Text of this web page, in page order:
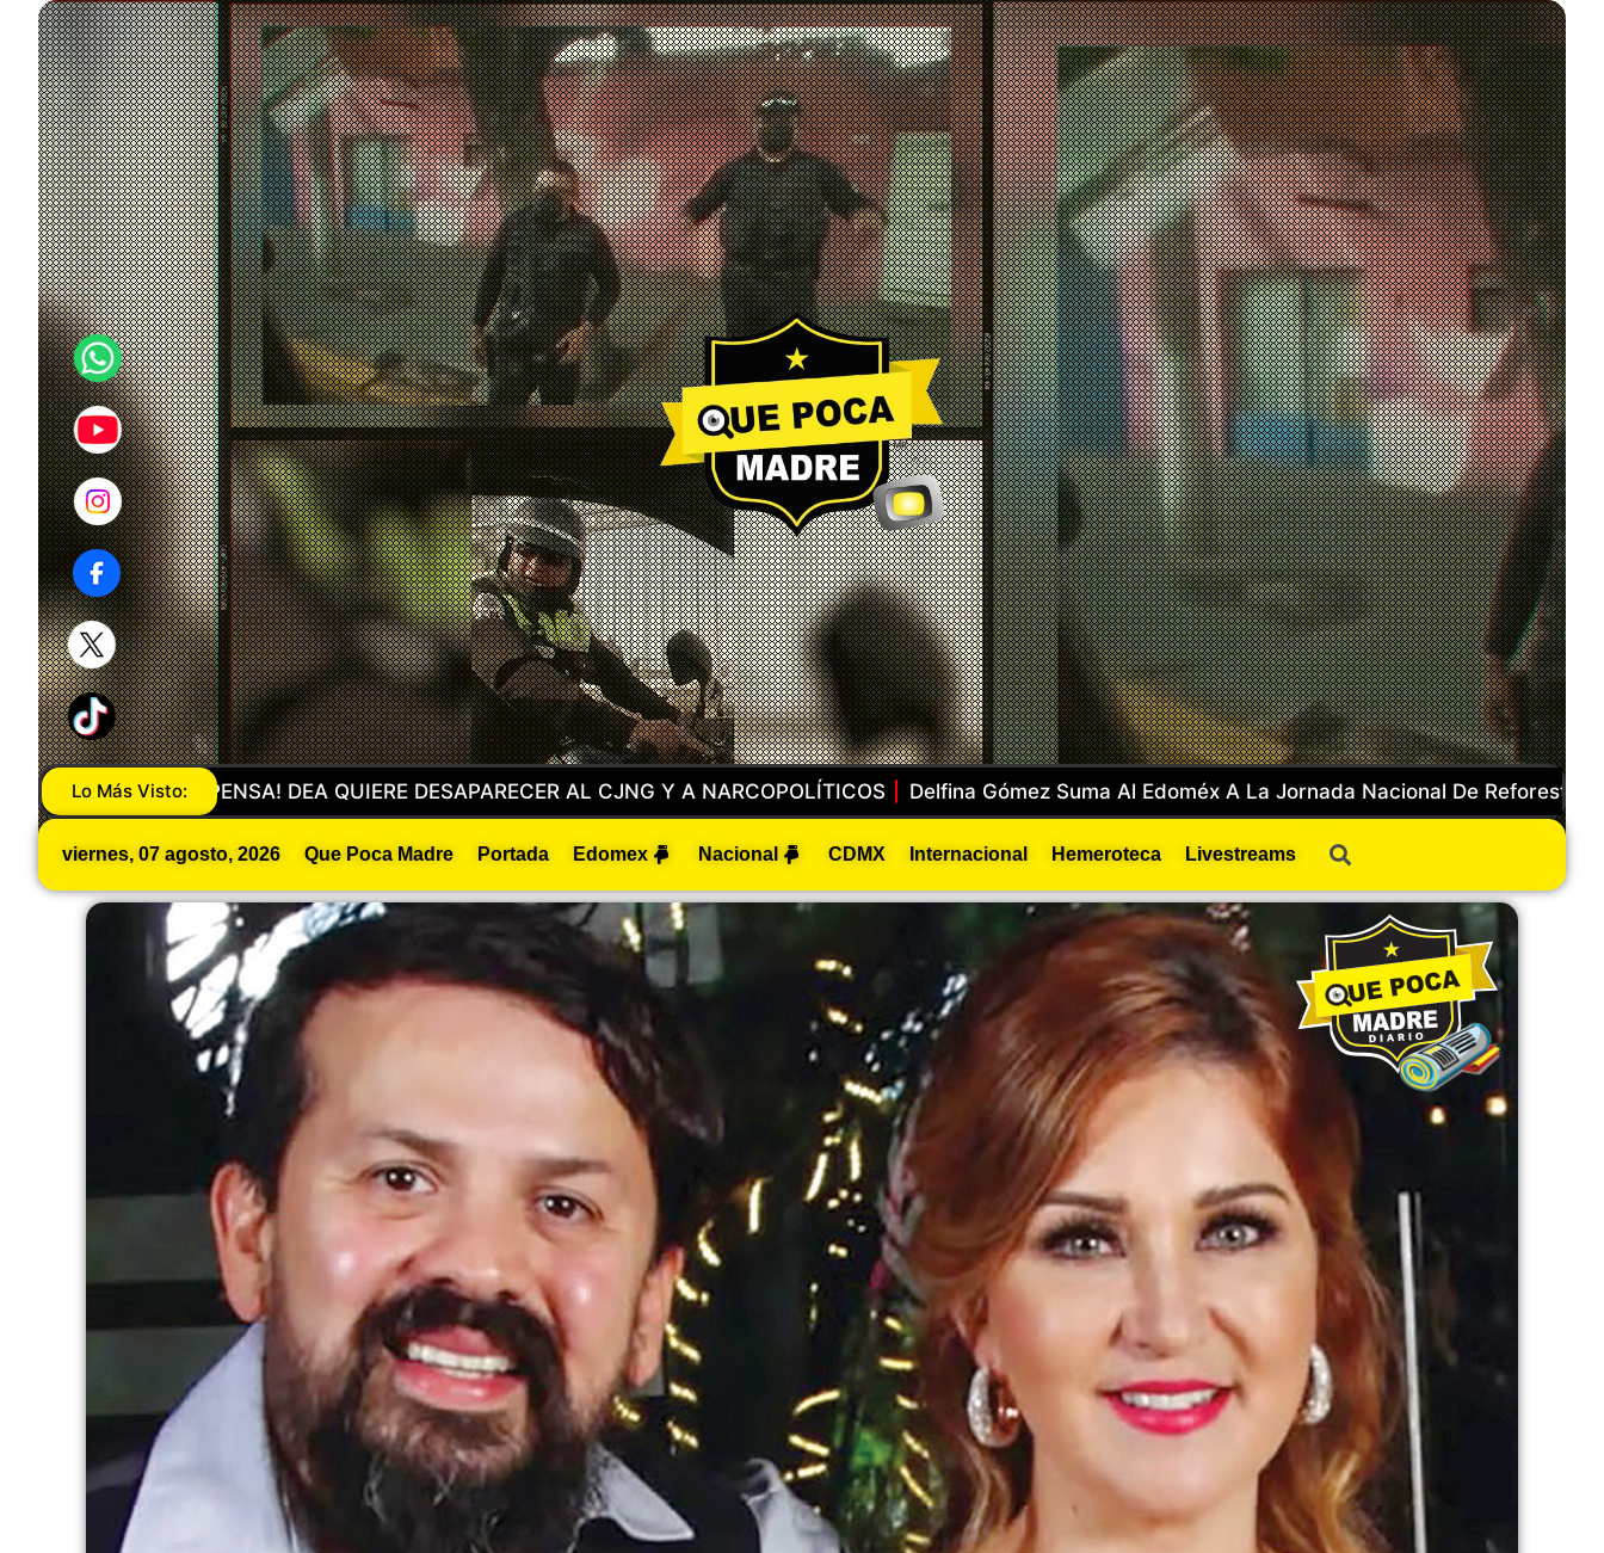
Lo Más Visto:
CJNG Y A NARCOPOLÍTICOS Delfina Gómez Suma Al Edoméx A La Jornada Nacional De Reforestación LOS CACHAN EN AUTOS ROBADOS: CAEN DOS EN
viernes, 07 agosto, 2026 Que Poca Madre Portada Edomex Nacional CDMX Internacional Hemeroteca Livestreams